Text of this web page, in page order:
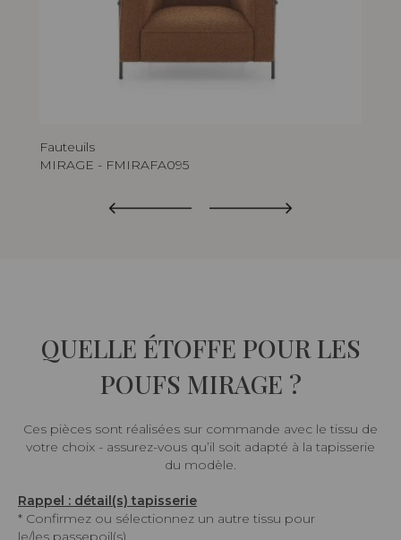
Fauteuils
MIRAGE - FMIRAFA095
QUELLE ÉTOFFE POUR LES
POUFS MIRAGE ?
Ces pièces sont réalisées sur commande avec le tissu de
votre choix - assurez-vous qu’il soit adapté à la tapisserie
du modèle.
Rappel : détail(s) tapisserie
* Confirmez ou sélectionnez un autre tissu pour
le/les passepoil(s)